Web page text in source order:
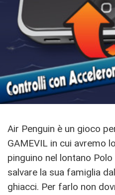
Air Penguin è un gioco
GAMEVIL in cui avremo
pinguino nel lontano
salvare la sua famiglia
ghiacci. Per farlo non